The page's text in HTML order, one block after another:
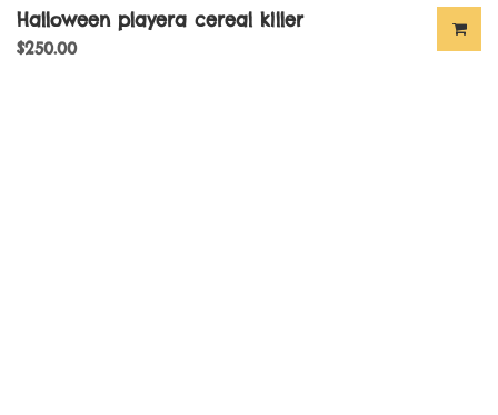
Halloween playera cereal killer
$250.00